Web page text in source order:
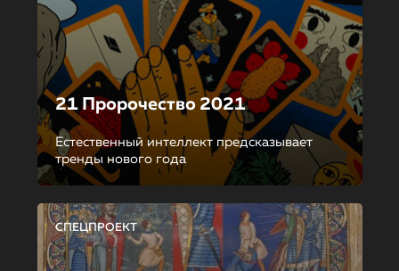
21 Пророчество 2021
Естественный интеллект предсказывает
тренды нового года
СПЕЦПРОЕКТ